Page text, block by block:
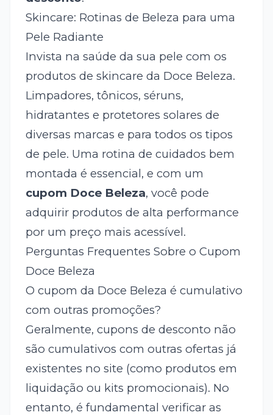
Skincare: Rotinas de Beleza para uma
Pele Radiante
Invista na saúde da sua pele com os
produtos de skincare da Doce Beleza.
Limpadores, tônicos, séruns,
hidratantes e protetores solares de
diversas marcas e para todos os tipos
de pele. Uma rotina de cuidados bem
montada é essencial, e com um
cupom Doce Beleza, você pode
adquirir produtos de alta performance
por um preço mais acessível.
Perguntas Frequentes Sobre o Cupom
Doce Beleza
O cupom da Doce Beleza é cumulativo
com outras promoções?
Geralmente, cupons de desconto não
são cumulativos com outras ofertas já
existentes no site (como produtos em
liquidação ou kits promocionais). No
entanto, é fundamental verificar as